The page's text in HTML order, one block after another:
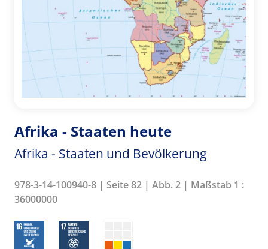
Afrika - Staaten heute
Afrika - Staaten und Bevölkerung
978-3-14-100940-8 | Seite 82 | Abb. 2 | Maßstab 1 :
36000000